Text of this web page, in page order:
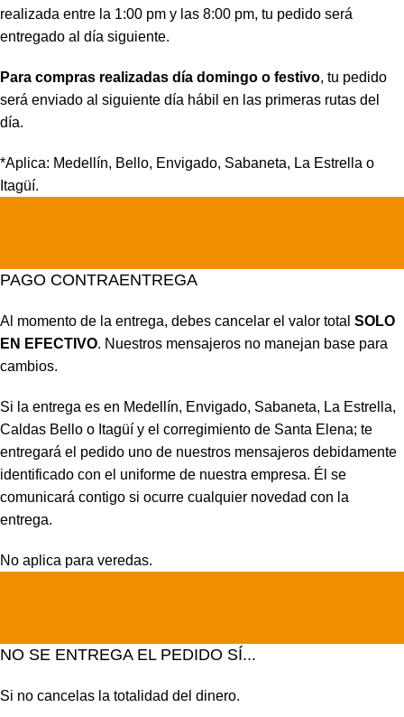
realizada entre la 1:00 pm y las 8:00 pm, tu pedido será
entregado al día siguiente.
Para compras realizadas día domingo o festivo, tu pedido
será enviado al siguiente día hábil en las primeras rutas del
día.
*Aplica: Medellín, Bello, Envigado, Sabaneta, La Estrella o
Itagüí.
PAGO CONTRAENTREGA
Al momento de la entrega, debes cancelar el valor total SOLO
EN EFECTIVO. Nuestros mensajeros no manejan base para
cambios.
Si la entrega es en Medellín, Envigado, Sabaneta, La Estrella,
Caldas Bello o Itagüí y el corregimiento de Santa Elena; te
entregará el pedido uno de nuestros mensajeros debidamente
identificado con el uniforme de nuestra empresa. Él se
comunicará contigo si ocurre cualquier novedad con la
entrega.
No aplica para veredas.
NO SE ENTREGA EL PEDIDO SÍ...
Si no cancelas la totalidad del dinero.